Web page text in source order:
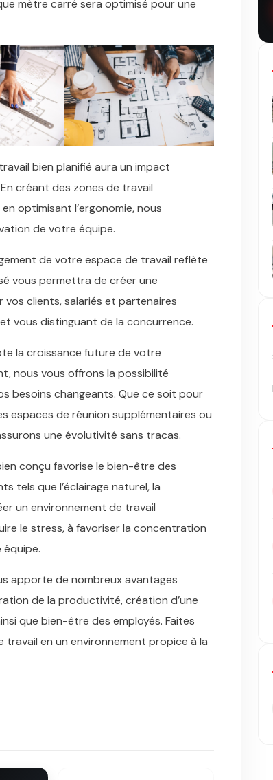
mètre carré sera optimisé pour une
bien planifié aura un impact
créant des zones de travail
optimisant l’ergonomie, nous
de votre équipe.
de votre espace de travail reflète
vous permettra de créer une
clients, salariés et partenaires
vous distinguant de la concurrence.
la croissance future de votre
nous vous offrons la possibilité
besoins changeants. Que ce soit pour
espaces de réunion supplémentaires ou
une évolutivité sans tracas.
conçu favorise le bien-être des
tels que l’éclairage naturel, la
un environnement de travail
le stress, à favoriser la concentration
apporte de nombreux avantages
de la productivité, création d’une
que bien-être des employés. Faites
en un environnement propice à la